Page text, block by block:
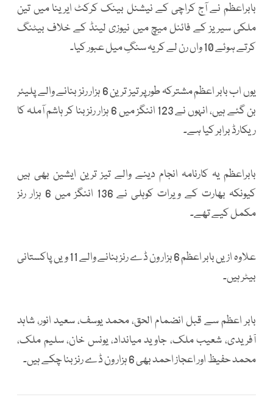
بابراعظم نے آج کراچی کے نیشنل بینک کرکٹ ایرینا میں تین
ملکی سیریز کے فائنل میچ میں نیوزی لینڈ کے خلاف بیٹنگ
کرتے ہوئے 10 واں رن لے کر یہ سنگِ میل عبور کیا۔
یوں اب بابر اعظم مشترکہ طور پر تیز ترین 6 ہزار رنز بنانے والے پلیئر
بن گئے ہیں، انہوں نے 123 اننگز میں 6 ہزار رنز بنا کر ہاشم آملہ کا
ریکارڈ برابر کیا ہے۔
بابراعظم یہ کارنامہ انجام دینے والے تیز ترین ایشین بھی ہیں
کیونکہ بھارت کے ویرات کوہلی نے 136 اننگز میں 6 ہزار رنز
مکمل کیے تھے۔
علاوہ ازیں بابر اعظم 6 ہزار ون ڈے رنز بنانے والے 11 ویں پاکستانی
بیٹر ہیں۔
بابر اعظم سے قبل انضمام الحق، محمد یوسف، سعید انور، شاہد
آفریدی، شعیب ملک، جاوید میانداد، یونس خان، سلیم ملک،
محمد حفیظ اور اعجاز احمد بھی 6 ہزار ون ڈے رنز بنا چکے ہیں۔